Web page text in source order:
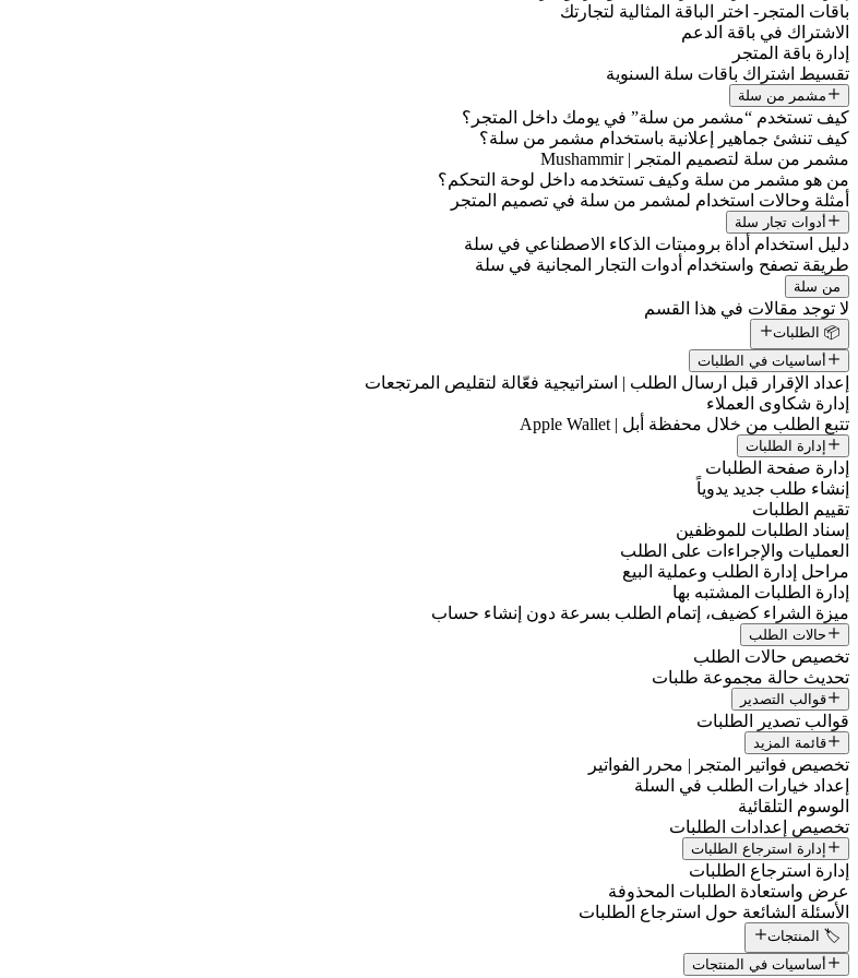
باقات المتجر- اختر الباقة المثالية لتجارتك
الاشتراك في باقة الدعم
إدارة باقة المتجر
تقسيط اشتراك باقات سلة السنوية
مشمر من سلة
كيف تستخدم “مشمر من سلة” في يومك داخل المتجر؟
كيف تنشئ جماهير إعلانية باستخدام مشمر من سلة؟
مشمر من سلة لتصميم المتجر | Mushammir
من هو مشمر من سلة وكيف تستخدمه داخل لوحة التحكم؟
أمثلة وحالات استخدام لمشمر من سلة في تصميم المتجر
أدوات تجار سلة
دليل استخدام أداة برومبتات الذكاء الاصطناعي في سلة
طريقة تصفح واستخدام أدوات التجار المجانية في سلة
من سلة
لا توجد مقالات في هذا القسم
📦 الطلبات
أساسيات في الطلبات
إعداد الإقرار قبل ارسال الطلب | استراتيجية فعّالة لتقليص المرتجعات
إدارة شكاوى العملاء
تتبع الطلب من خلال محفظة أبل | Apple Wallet
إدارة الطلبات
إدارة صفحة الطلبات
إنشاء طلب جديد يدوياً
تقييم الطلبات
إسناد الطلبات للموظفين
العمليات والإجراءات على الطلب
مراحل إدارة الطلب وعملية البيع
إدارة الطلبات المشتبه بها
ميزة الشراء كضيف، إتمام الطلب بسرعة دون إنشاء حساب
حالات الطلب
تخصيص حالات الطلب
تحديث حالة مجموعة طلبات
قوالب التصدير
قوالب تصدير الطلبات
قائمة المزيد
تخصيص فواتير المتجر | محرر الفواتير
إعداد خيارات الطلب في السلة
الوسوم التلقائية
تخصيص إعدادات الطلبات
إدارة استرجاع الطلبات
إدارة استرجاع الطلبات
عرض واستعادة الطلبات المحذوفة
الأسئلة الشائعة حول استرجاع الطلبات
🏷️ المنتجات
أساسيات في المنتجات